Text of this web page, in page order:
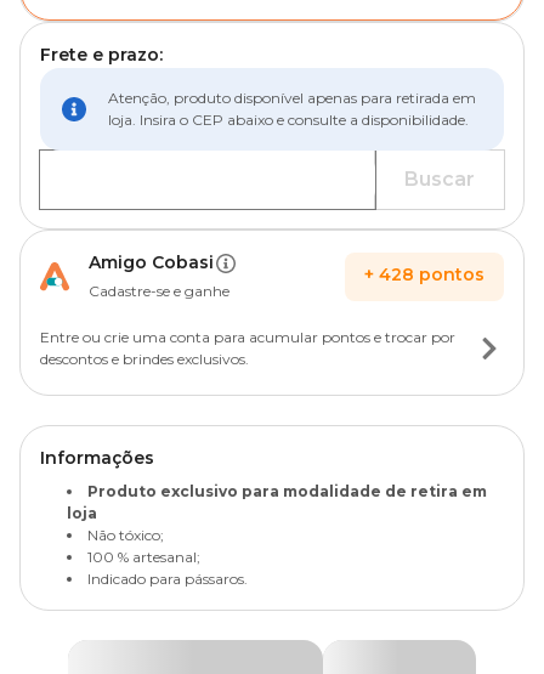
Frete e prazo:
Atenção, produto disponível apenas para retirada em
loja. Insira o CEP abaixo e consulte a disponibilidade.
Buscar
Amigo Cobasi
Cadastre-se e ganhe
+ 428 pontos
Entre ou crie uma conta para acumular pontos e trocar por
descontos e brindes exclusivos.
Informações
Produto exclusivo para modalidade de retira em
loja
Não tóxico;
100 % artesanal;
Indicado para pássaros.